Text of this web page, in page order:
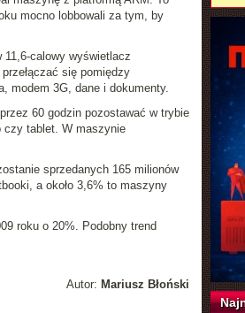
mocno lobbowali za tym, by
11,6-calowy wyświetlacz
się pomiędzy
modem 3G, dane i dokumenty.
60 godzin pozostawać w trybie
czy tablet. W maszynie
sprzedanych 165 milionów
a około 3,6% to maszyny
roku o 20%. Podobny trend
Autor: Mariusz Błoński